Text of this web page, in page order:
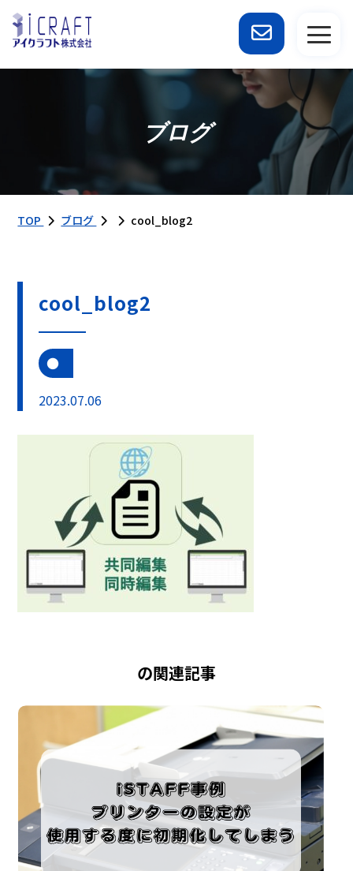
ブログ
TOP ブログ cool_blog2
cool_blog2
2023.07.06
の関連記事